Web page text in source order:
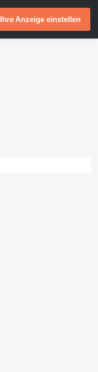
Ihre Anzeige einstellen